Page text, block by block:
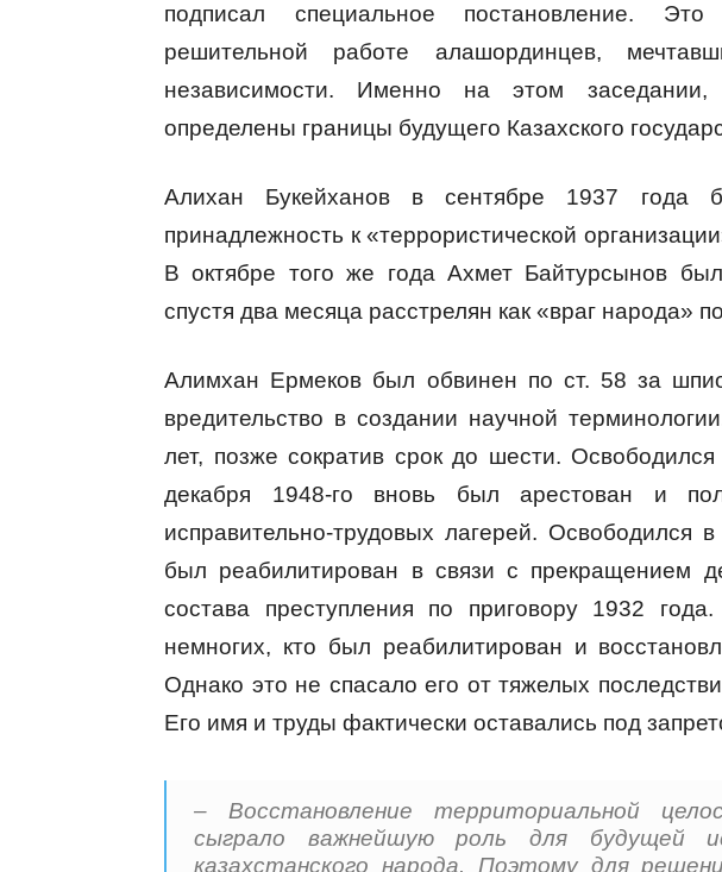
подписал специальное постановление. Это
решительной работе алашординцев,
независимости. Именно на этом
определены границы будущего Казахского
Алихан Букейханов в сентябре 1937
принадлежность к «террористической
В октябре того же года Ахмет Байтурсынов
спустя два месяца расстрелян как «враг народа»
Алимхан Ермеков был обвинен по ст. 58 за
вредительство в создании научной
лет, позже сократив срок до шести.
декабря 1948-го вновь был арестован и
исправительно-трудовых лагерей.
был реабилитирован в связи с прекращением
состава преступления по приговору 1932
немногих, кто был реабилитирован и
Однако это не спасало его от тяжелых
Его имя и труды фактически оставались под
– Восстановление территориальной
сыграло важнейшую роль для будущей
казахстанского народа. Поэтому для